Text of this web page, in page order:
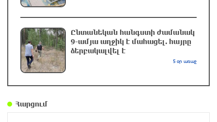
ՀՀ տարածքում ավտոճանապարհներն
անցանելի են
2 ժամ առաջ
Թրամփը հայտարարել է, որ ԱՄՆ-ն Իրանի
հետ «զուսպ է գործում»՝ ընդգծելով
Ընտանեկան հանգստի ժամանակ
9-ամյա աղջիկ է մահացել. հայրը
ձերբակալվել է
5 օր առաջ
Հարցում